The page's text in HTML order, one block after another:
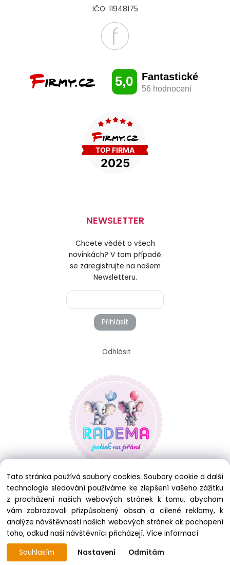
IČO: 11948175
NEWSLETTER
Chcete vědět o všech
novinkách? V tom případě
se zaregistrujte na našem
Newsletteru.
Přihlásit
Odhlásit
Copyright © 2025 RADEMA, All rights reserved
Tato stránka používá soubory cookies. Soubory cookie a další
technologie sledování používáme ke zlepšení vašeho zážitku
z procházení našich webových stránek k tomu, abychom
vám zobrazovali přizpůsobený obsah a cílené reklamy, k
analýze návštěvnosti našich webových stránek ak pochopení
toho, odkud naši návštěvníci přicházejí. Více informací
Souhlasím
Nastavení Odmítám